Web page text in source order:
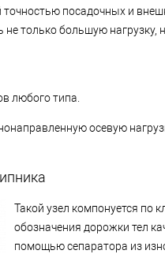
посадочных и
только большую нагрузку,
любого типа.
осевую
Такой узел компонуется по
обозначения дорожки тел
помощью сепаратора из